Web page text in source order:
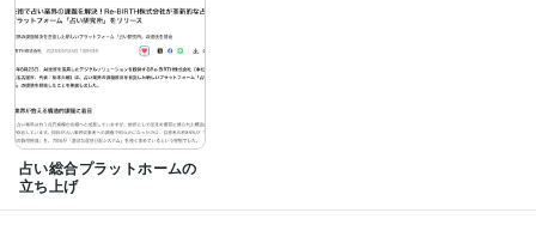
手相鑑定士 取得年 : 2013年
姓名判断鑑定士 取得年 : 2014年
タロットカード士 取得年 : 2017年
スピリチュアルタロット士
数秘術鑑定士
四柱推命鑑定士 取得年 : 2014年
九星気学鑑定士 取得年 : 2014年
心理カウンセリングスペシャリスト
占い総合プラットホームの
立ち上げ